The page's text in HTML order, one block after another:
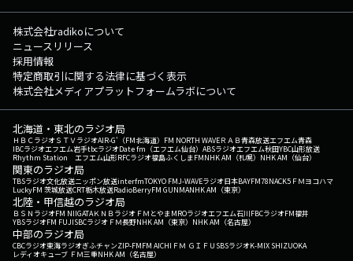
株式会社radikoについて
ニュースリリース
採用情報
特定商取引に関する法律に基づく表示
株式会社メディアプラットフォームラボについて
北海道・東北のラジオ局
ＨＢＣラジオＳＴＶラジオAIR-G'（FM北海道） FM NORTH WAVEＲＡＢ青森放送エフエム青森
IBCラジオエフエム岩手tbcラジオDate fm（エフエム仙台） ABSラジオエフエム秋田YBC山形放送
Rhythm Station エフエム山形RFCラジオ福島ふくしまFMNHK AM（札幌） NHK AM（仙台）
関東のラジオ局
TBSラジオ文化放送ニッポン放送interfmTOKYO FMJ-WAVEラジオ日本BAYFM78NACK5 ＦＭヨコハマ
LuckyFM 茨城放送CRT栃木放送RadioBerryFM GUNMANHK AM（東京）
北陸・甲信越のラジオ局
ＢＳＮラジオFM NIIGATAＫＮＢラジオ ＦＭとやまMROラジオエフエム石川FBCラジオFM福井
YBSラジオFM FUJISBCラジオ ＦＭ長野NHK AM（東京） NHK AM（名古屋）
中部のラジオ局
CBCラジオ東海ラジオぎふチャンZIP-FMFM AICHI ＦＭ ＧＩＦＵ SBSラジオK-MIX SHIZUOKA
レディオキューブ ＦＭ三重NHK AM（名古屋）